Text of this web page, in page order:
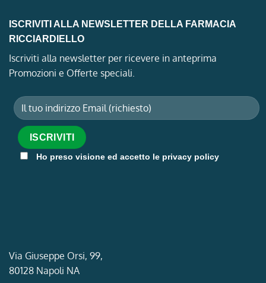
ISCRIVITI ALLA NEWSLETTER DELLA FARMACIA
RICCIARDIELLO
Iscriviti alla newsletter per ricevere in anteprima
Promozioni e Offerte speciali.
Ho preso visione ed accetto le privacy policy
Via Giuseppe Orsi, 99,
80128 Napoli NA